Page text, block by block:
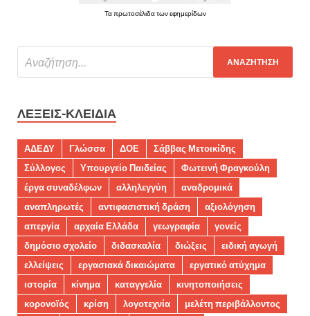
Τα πρωτοσέλιδα των εφημερίδων
ΛΈΞΕΙΣ-ΚΛΕΙΔΙΆ
ΑΔΕΔΥ Γλώσσα ΔΟΕ
Σάββας Μετοικίδης
Σύλλογος
Υπουργείο Παιδείας
Φωτεινή Φραγκούλη
έργα συναδέλφων
αλληλεγγύη
αναδρομικά
αναπληρωτές
αντιφασιστική δράση
αξιολόγηση
απεργία
αρχαία Ελλάδα γεωγραφία
γονείς
δημόσιο σχολείο
διδασκαλία διώξεις
ειδική αγωγή
ελλείψεις
εργασιακά δικαιώματα
εργατικό ατύχημα
ιστορία
κίνημα καταγγελία
κινητοποιήσεις
κορονοϊός
κρίση λογοτεχνία
μελέτη περιβάλλοντος